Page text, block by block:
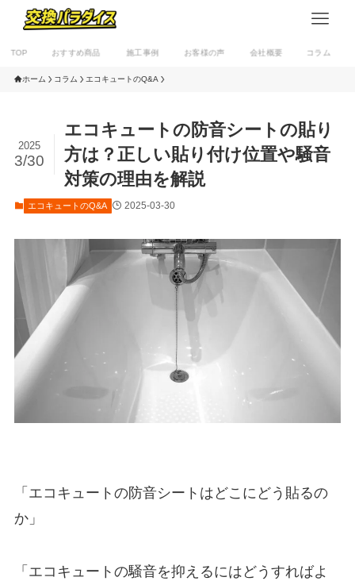
TOP おすすめ商品 施工事例 お客様の声 会社概要 コラム
ホーム コラム エコキュートのQ&A
エコキュートの防音シートの貼り
方は？正しい貼り付け位置や騒音
対策の理由を解説
2025
3/30
エコキュートのQ&A 2025-03-30
「エコキュートの防音シートはどこにどう貼るの
か」
「エコキュートの騒音を抑えるにはどうすればよ